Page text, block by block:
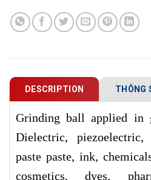
DESCRIPTION THÔNG
Grinding ball applied in
Dielectric,
paste paste, ink,
cosmetics, dyes,